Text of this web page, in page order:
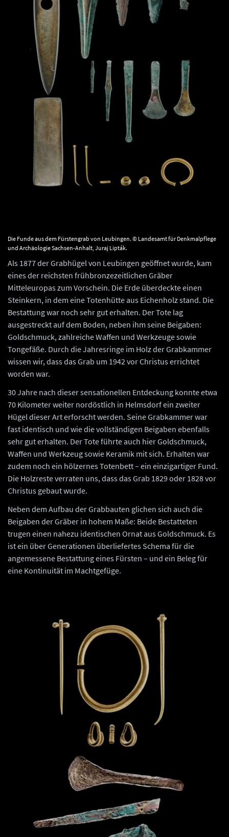
Die Funde aus dem Fürstengrab von Leubingen. © Landesamt für Denkmalpflege
und Archäologie Sachsen-Anhalt, Juraj Lipták.
Als 1877 der Grabhügel von Leubingen geöffnet wurde, kam
eines der reichsten frühbronzezeitlichen Gräber
Mitteleuropas zum Vorschein. Die Erde überdeckte einen
Steinkern, in dem eine Totenhütte aus Eichenholz stand. Die
Bestattung war noch sehr gut erhalten. Der Tote lag
ausgestreckt auf dem Boden, neben ihm seine Beigaben:
Goldschmuck, zahlreiche Waffen und Werkzeuge sowie
Tongefäße. Durch die Jahresringe im Holz der Grabkammer
wissen wir, dass das Grab um 1942 vor Christus errichtet
worden war.
30 Jahre nach dieser sensationellen Entdeckung konnte etwa
70 Kilometer weiter nordöstlich in Helmsdorf ein zweiter
Hügel dieser Art erforscht werden. Seine Grabkammer war
fast identisch und wie die vollständigen Beigaben ebenfalls
sehr gut erhalten. Der Tote führte auch hier Goldschmuck,
Waffen und Werkzeug sowie Keramik mit sich. Erhalten war
zudem noch ein hölzernes Totenbett – ein einzigartiger Fund.
Die Holzreste verraten uns, dass das Grab 1829 oder 1828 vor
Christus gebaut wurde.
Neben dem Aufbau der Grabbauten glichen sich auch die
Beigaben der Gräber in hohem Maße: Beide Bestatteten
trugen einen nahezu identischen Ornat aus Goldschmuck. Es
ist ein über Generationen überliefertes Schema für die
angemessene Bestattung eines Fürsten – und ein Beleg für
eine Kontinuität im Machtgefüge.